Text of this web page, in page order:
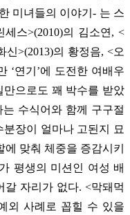
미녀들의 이야기- 는 스
스>(2010)의 김소연, <
신>(2013)의 황정음, <오
‘연기’에 도전한 여배우
으로도 꽤 박수를 받았
는 수식어와 함께 구구절
장이 얼마나 고된지 묘
맞춰 체중을 증감시키
평생의 미션인 여성 배
갈 자리가 없다. <막돼먹
외 사례로 꼽힐 수 있을